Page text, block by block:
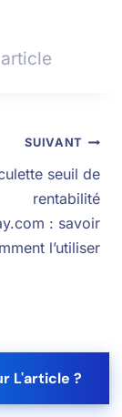
SUIVANT
seuil de
rentabilité
: savoir
l’utiliser
L'article ?